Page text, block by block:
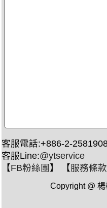
客服電話:+886-2-
客服Line:@ytservice
【FB粉絲團 】 【服務條款
Copyright @